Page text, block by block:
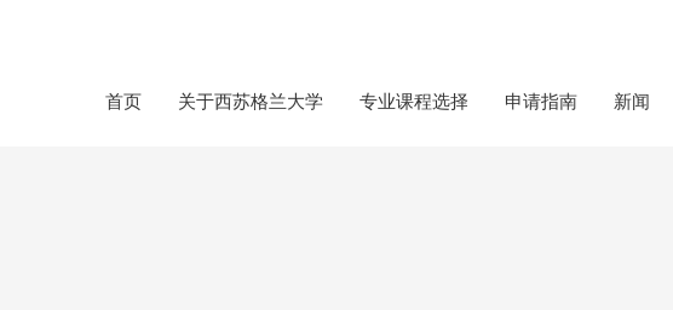
首页 关于西苏格兰大学 专业课程选择 申请指南 新闻